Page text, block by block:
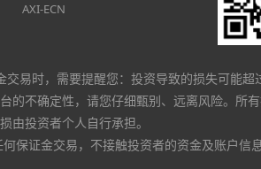
AXI-ECN
易时，需要提醒您：投资导致的损失可能超
的不确定性，请您仔细甄别、远离风险。所
投资者个人自行承担。
保证金交易，不接触投资者的资金及账户信